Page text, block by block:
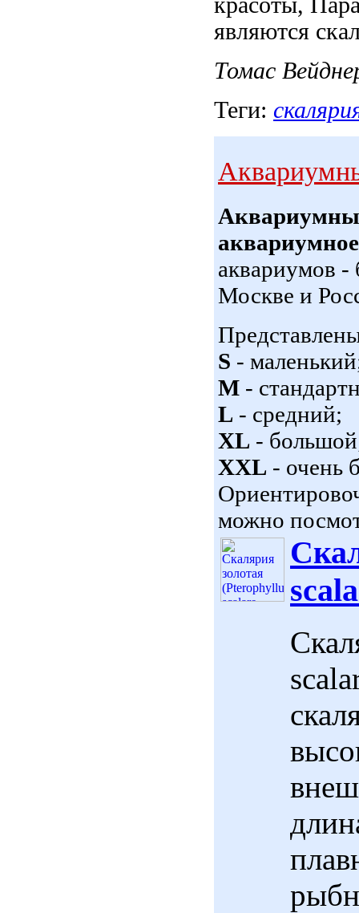
являются
Томас
Теги:
аквариумов -
Москве и
S -
M -
L - средний;
XL -
XXL - очень
можно